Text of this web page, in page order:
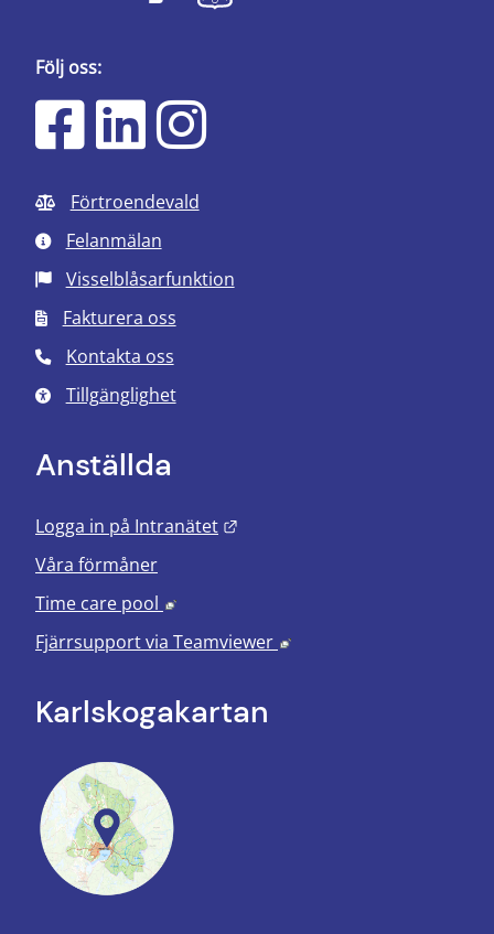
Följ oss:
Förtroendevald
Felanmälan
Visselblåsarfunktion
Fakturera oss
Kontakta oss
Tillgänglighet
Anställda
Logga in på Intranätet
Våra förmåner
Time care pool
Länk till annan webbplats, öppnas i
Fjärrsupport via Teamviewer Länk till annan
Karlskoga­kartan